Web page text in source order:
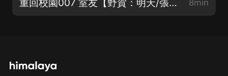
重回校園007 室友【野賀：明天/張鬆】 8min